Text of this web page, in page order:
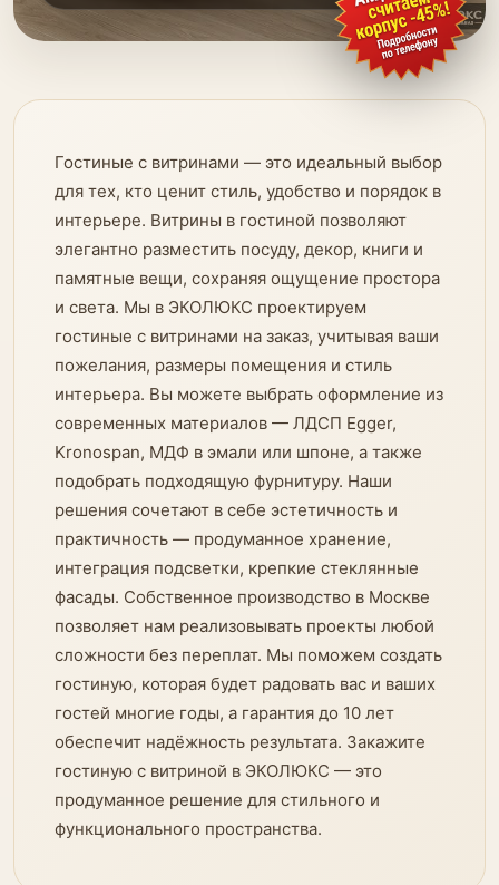
Гостиные с витринами — это идеальный выбор
для тех, кто ценит стиль, удобство и порядок в
интерьере. Витрины в гостиной позволяют
элегантно разместить посуду, декор, книги и
памятные вещи, сохраняя ощущение простора
и света. Мы в ЭКОЛЮКС проектируем
гостиные с витринами на заказ, учитывая ваши
пожелания, размеры помещения и стиль
интерьера. Вы можете выбрать оформление из
современных материалов — ЛДСП Egger,
Kronospan, МДФ в эмали или шпоне, а также
подобрать подходящую фурнитуру. Наши
решения сочетают в себе эстетичность и
практичность — продуманное хранение,
интеграция подсветки, крепкие стеклянные
фасады. Собственное производство в Москве
позволяет нам реализовывать проекты любой
сложности без переплат. Мы поможем создать
гостиную, которая будет радовать вас и ваших
гостей многие годы, а гарантия до 10 лет
обеспечит надёжность результата. Закажите
гостиную с витриной в ЭКОЛЮКС — это
продуманное решение для стильного и
функционального пространства.